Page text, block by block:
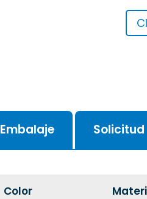
Embalaje Solicitud
Color